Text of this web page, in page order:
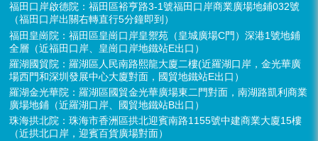
福田口岸啟德院：福田區裕亨路3-1號福田口岸商業廣場地鋪032號
（福田口岸出關右轉直行5分鐘即到）
福田皇崗院：福田區皇崗口岸皇禦苑（皇城廣場C門）深港1號地鋪
全層（近福田口岸、皇崗口岸地鐵站E出口）
羅湖國貿院：羅湖區人民南路熙龍大廈二樓(近羅湖口岸，金光華廣
場西門和深圳發展中心大廈對面，國貿地鐵站E出口）
羅湖金光華院：羅湖區國貿金光華廣場東二門對面，南湖路凱利商業
廣場地鋪（近羅湖口岸、國貿地鐵站B出口）
珠海拱北院：珠海市香洲區拱北迎賓南路1155號中建商業大廈15樓
（近拱北口岸，迎賓百貨廣場對面）